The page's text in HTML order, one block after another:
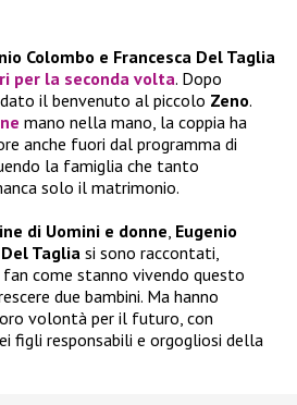
Colombo e Francesca Del Taglia
per la seconda volta. Dopo
il benvenuto al piccolo Zeno.
mano nella mano, la coppia ha
anche fuori dal programma di
la famiglia che tanto
solo il matrimonio.
di Uomini e donne, Eugenio
Taglia si sono raccontati,
come stanno vivendo questo
due bambini. Ma hanno
volontà per il futuro, con
figli responsabili e orgogliosi della